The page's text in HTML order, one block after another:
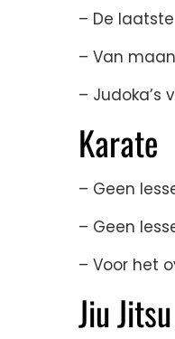
– De
– Van
– Judoka’s
Karate
– Geen
– Geen
– Voor het
Jiu